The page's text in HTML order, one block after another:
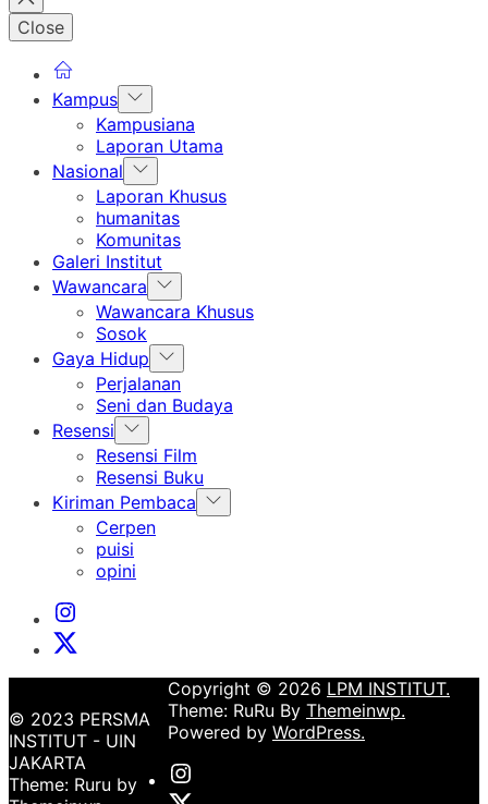
Close
Kampus Show
sub
menu
Kampusiana
Laporan Utama
Nasional Show
sub
menu
Laporan Khusus
humanitas
Komunitas
Galeri Institut
Wawancara Show
sub
Wawancara Khusus
Sosok
Gaya Hidup Show
sub
menu
Perjalanan
Seni dan Budaya
Resensi Show
sub
menu
Resensi Film
Resensi Buku
Kiriman Pembaca Show
sub
Cerpen
puisi
opini
Instagram
Institut
X
Institut
© 2023 PERSMA
INSTITUT - UIN
JAKARTA
Theme: Ruru by
Copyright © 2026 LPM INSTITUT.
Theme: RuRu By Themeinwp.
Powered by WordPress.
Instagram
Institut